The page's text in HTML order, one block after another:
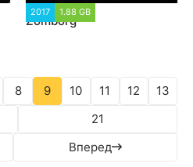
2017 1.88 GB
Zomborg
8 9 10 11 12
13
21
Вперед